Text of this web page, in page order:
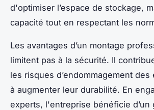
d'optimiser l’espace de stockage,
capacité tout en respectant les
Les avantages d’un montage
limitent pas à la sécurité. Il
les risques d’endommagement
à augmenter leur durabilité. En
experts, l'entreprise bénéficie d’un